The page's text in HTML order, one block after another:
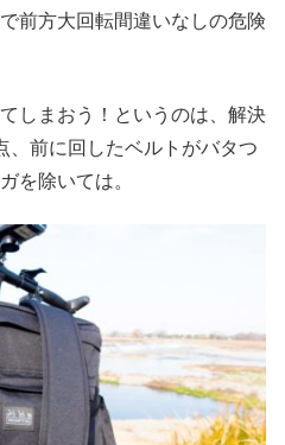
前方大回転間違いなしの危険
しまおう！というのは、解決
、前に回したベルトがバタつ
を除いては。